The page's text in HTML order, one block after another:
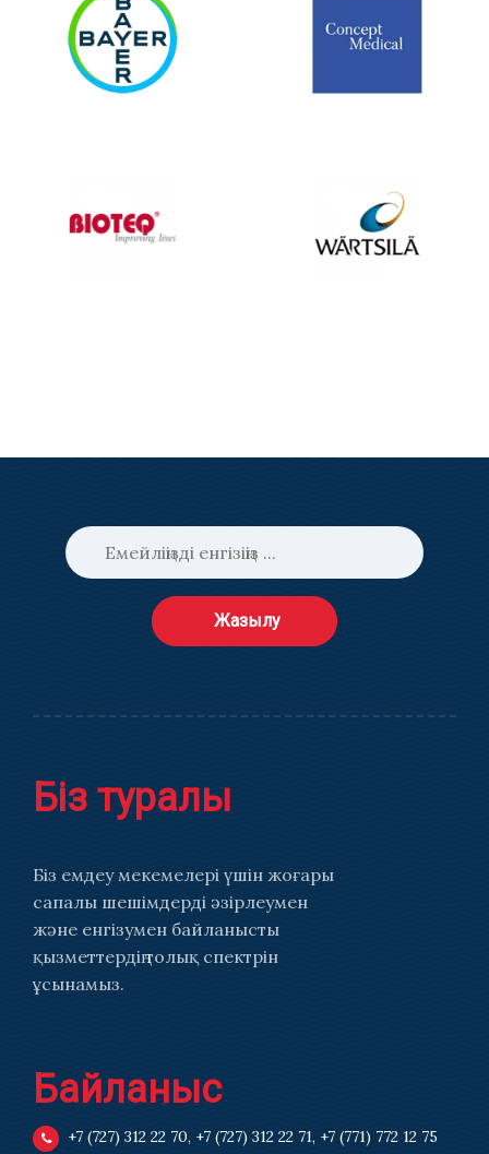
Жазылу
Біз туралы
Біз емдеу мекемелері үшін жоғары
сапалы шешімдерді әзірлеумен
және енгізумен байланысты
қызметтердің толық спектрін
ұсынамыз.
Байланыс
+7 (727) 312 22 70, +7 (727) 312 22 71, +7 (771) 772 12 75